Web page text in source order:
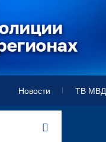
Новости ТВ МВД